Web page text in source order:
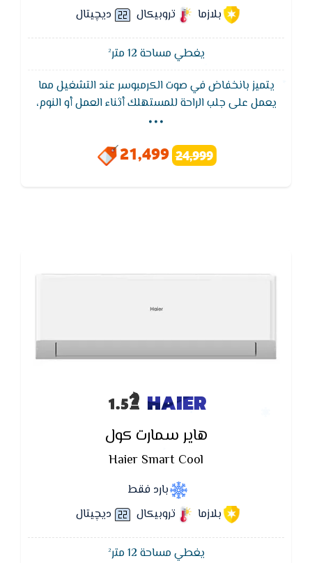
بلازما
تروبيكال ديچيتال
يغطي مساحة 12 متر²
يتميز بانخفاض في صوت الكرمبوسر عند التشغيل مما
يعمل على جلب الراحة للمستهلك أثناء العمل أو النوم،
وعند غلق الجهاز لا تشعر بوجود ضوضاء كما في بقي
التشغيل,يتميز تكييف ميديا - MIDEA بوظيفة إعادة
...
21,499 24,999
HAIER
هاير سمارت كول
Haier Smart Cool
بارد فقط
بلازما
تروبيكال ديچيتال
يغطي مساحة 12 متر²